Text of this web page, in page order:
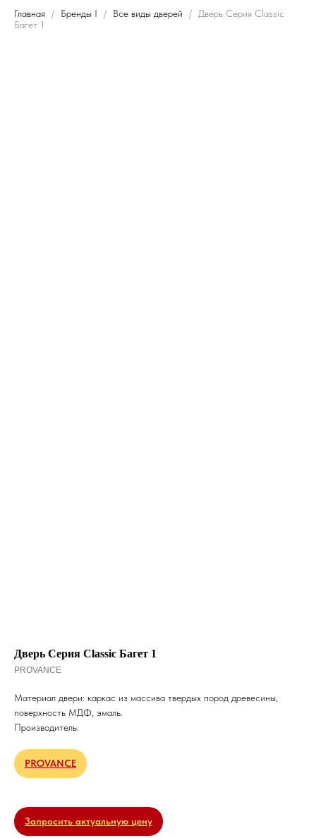
Главная Бренды I Все виды дверей
Дверь Серия Classic
Багет 1
Дверь Серия Classic Багет 1
PROVANCE
Материал двери: каркас из массива твердых пород древесины,
поверхность МДФ, эмаль.
Производитель:
PROVANCE
Запросить актуальную цену